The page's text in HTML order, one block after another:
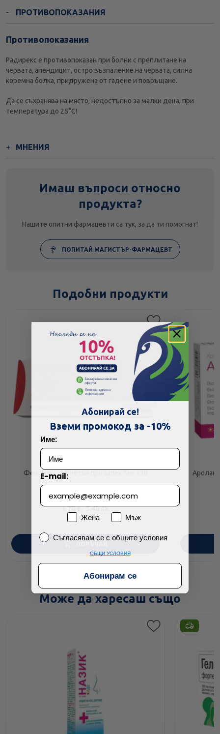
ПРОТИВОПОКАЗАНИЯ
Противопоказания
Радирекс е противопоказан при болни с преплитане на
червата, апендицит, остро възпаление на червата, силна
коремна болка, придружена от гадене и повръщане.
Да се съхранява на място, недостъпно за малки деца, при
температура до 25°С!
МНЕНИЯ
Имаш въпроси относно
продукта?
Нашите опитни фармацевти са тук, за да ти помогнат!
ПОПИТАЙ МАГИСТЪР-ФАРМАЦЕВТ
Подобни продукти
Фенолакс таблетки при запек 5мг х30
1.78 /3.48
Може да харесаш също
Абонирай се!
Вземи промокод за -10%
Име:
E-mail:
ПолЖена
Мъж
Съгласявам се с общите условия
Съгласявам се с общите условия
ОБЩИ УСЛОВИЯ
Абонирам се